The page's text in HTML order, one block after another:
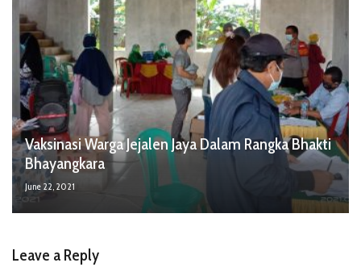
Vaksinasi Warga Jejalen Jaya Dalam Rangka Bhakti
Bhayangkara
June 22, 2021
Leave a Reply